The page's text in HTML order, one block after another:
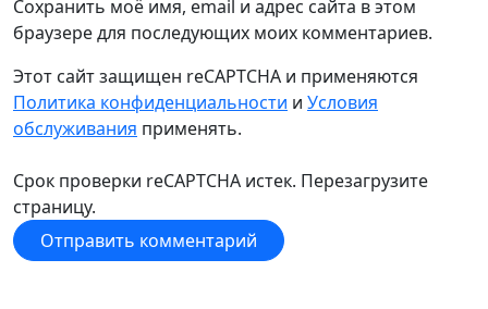
Сохранить моё имя, email и адрес сайта в этом
браузере для последующих моих комментариев.
Этот сайт защищен reCAPTCHA и применяются
Политика конфиденциальности и Условия
обслуживания применять.
Срок проверки reCAPTCHA истек. Перезагрузите
страницу.